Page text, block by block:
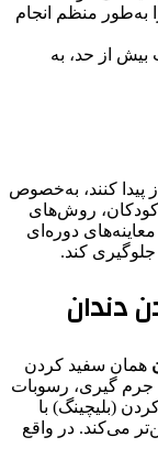
به‌طور منظم انجام
از حد، به
پیدا کنند، به‌خصوص
کودکان، روش‌های
دوره‌ای
کند.
دندان
همان سفید کردن
جرم گیری، رسوبات
(بلیچینگ) با
می‌کند. در واقع